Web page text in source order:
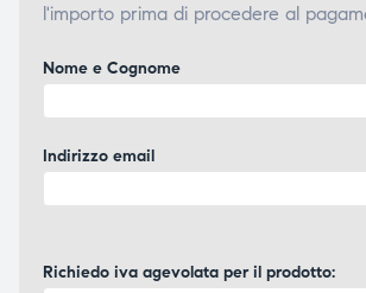
l'importo prima di procedere al
Nome e Cognome
Indirizzo email
Richiedo iva agevolata per il prodotto: